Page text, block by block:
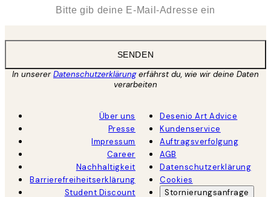
SENDEN
In unsererDatenschutzerklärungerfährst du, wie wir deine Daten
verarbeiten
Über uns
Presse
Impressum
Career
Nachhaltigkeit
Barrierefreiheitserklärung
Student Discount
Desenio Art Advice
Kundenservice
Auftragsverfolgung
AGB
Datenschutzerklärung
Cookies
Stornierungsanfrage